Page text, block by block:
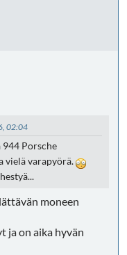
02:04
Porsche
vielä varapyörä.
moneen
ja on aika hyvän